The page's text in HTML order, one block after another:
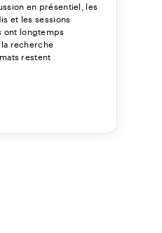
en présentiel, les
et les sessions
ont longtemps
recherche
restent